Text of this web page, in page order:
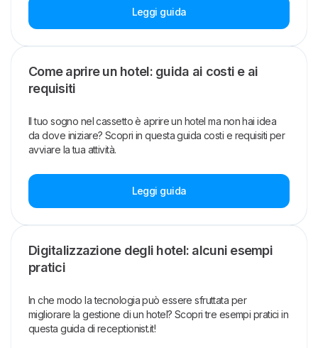
Leggi guida
Come aprire un hotel: guida ai costi e ai
requisiti
Il tuo sogno nel cassetto è aprire un hotel ma non hai idea
da dove iniziare? Scopri in questa guida costi e requisiti per
avviare la tua attività.
Leggi guida
Digitalizzazione degli hotel: alcuni esempi
pratici
In che modo la tecnologia può essere sfruttata per
migliorare la gestione di un hotel? Scopri tre esempi pratici in
questa guida di receptionist.it!